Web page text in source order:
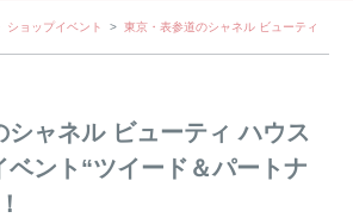
ショップイベント > 東京・表参道のシャネル ビューティ ハウ
シャネル ビューティ ハウス
ベント“ツイード＆パートナ